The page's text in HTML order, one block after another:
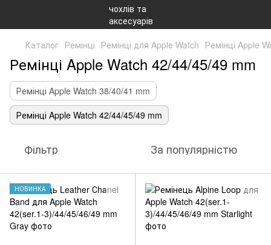
Каталог Ремінці Ремінці для Apple Watch Ремінці Apple
Ремінці Apple Watch 42/44/45/49 mm
Ремінці Apple Watch 38/40/41 mm
Ремінці Apple Watch 42/44/45/49 mm
Фільтр За популярністю
НОВИНКА